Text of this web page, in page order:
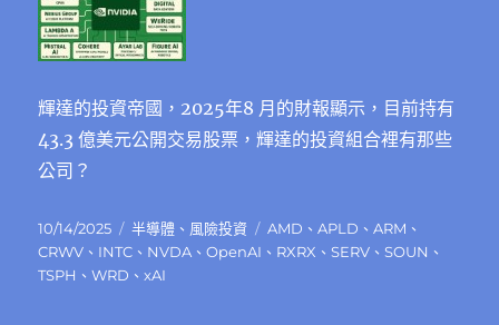
輝達的投資帝國，2025年8 月的財報顯示，目前持有
43.3 億美元公開交易股票，輝達的投資組合裡有那些
公司？
發
佈
日
10/14/2025
分
類
半導體 、 風險投資
標
籤
AMD 、APLD 、ARM 、
CRWV 、 INTC 、 NVDA 、OpenAI 、 RXRX 、SERV 、SOUN 、
TSPH 、WRD 、xAI